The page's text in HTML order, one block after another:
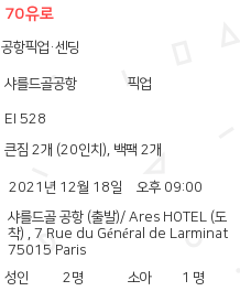
70유로
공항픽업·센딩
샤를드골공항 픽업
EI 528
큰짐 2개 (20인치), 백팩 2개
2021년 12월 18일
오후 09:00
샤를드골 공항 (출발)/ Ares HOTEL (도
착) , 7 Rue du Général de Larminat
75015 Paris
성인
2명 소아 1 명